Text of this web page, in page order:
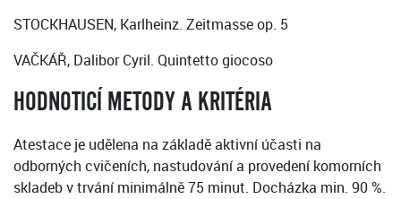
STOCKHAUSEN, Karlheinz. Zeitmasse op. 5
VAČKÁŘ, Dalibor Cyril. Quintetto giocoso
HODNOTICÍ METODY A KRITÉRIA
Atestace je udělena na základě aktivní účasti na
odborných cvičeních, nastudování a provedení komorních
skladeb v trvání minimálně 75 minut. Docházka min. 90 %.